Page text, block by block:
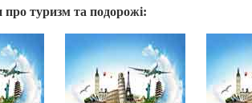
туризм та подорожі: